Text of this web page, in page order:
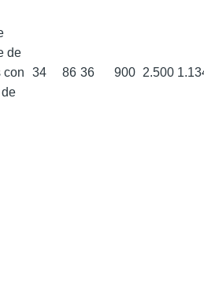
de
con
34 86 36 900 2.500